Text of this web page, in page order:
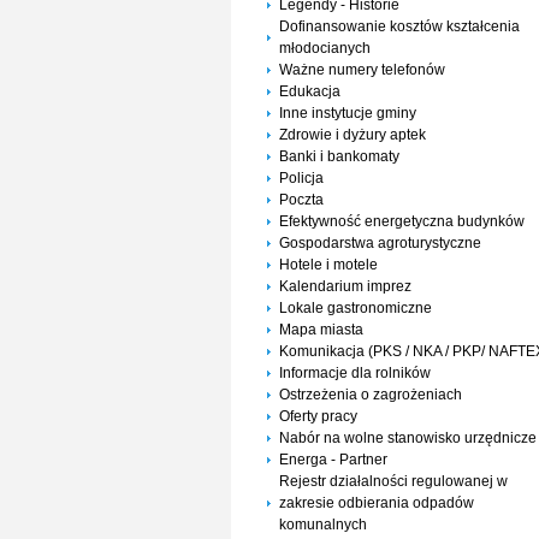
Legendy - Historie
Dofinansowanie kosztów kształcenia
młodocianych
Ważne numery telefonów
Edukacja
Inne instytucje gminy
Zdrowie i dyżury aptek
Banki i bankomaty
Policja
Poczta
Efektywność energetyczna budynków
Gospodarstwa agroturystyczne
Hotele i motele
Kalendarium imprez
Lokale gastronomiczne
Mapa miasta
Komunikacja (PKS / NKA / PKP/
Informacje dla rolników
Ostrzeżenia o zagrożeniach
Oferty pracy
Nabór na wolne stanowisko urzędnicze
Energa - Partner
Rejestr działalności regulowanej w
zakresie odbierania odpadów
komunalnych